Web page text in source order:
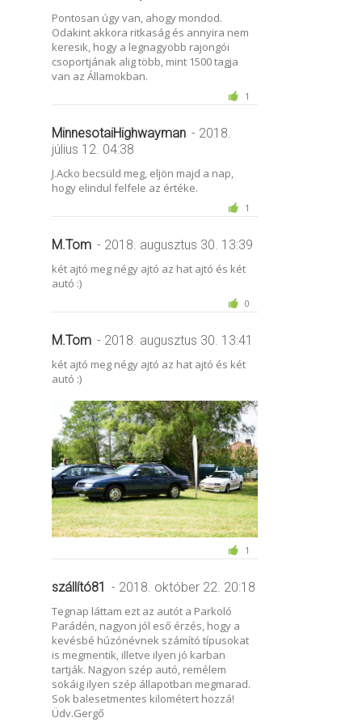
Pontosan úgy van, ahogy mondod.
Odakint akkora ritkaság és annyira nem
keresik, hogy a legnagyobb rajongói
csoportjának alig több, mint 1500 tagja
van az Államokban.
1
MinnesotaiHighwayman - 2018.
július 12. 04:38
J.Acko becsüld meg, eljön majd a nap,
hogy elindul felfele az értéke.
1
M.Tom - 2018. augusztus 30. 13:39
két ajtó meg négy ajtó az hat ajtó és két
autó :)
0
M.Tom - 2018. augusztus 30. 13:41
két ajtó meg négy ajtó az hat ajtó és két
autó :)
1
szállító81 - 2018. október 22. 20:18
Tegnap láttam ezt az autót a Parkoló
Parádén, nagyon jól eső érzés, hogy a
kevésbé húzónévnek számító típusokat
is megmentik, illetve ilyen jó karban
tartják. Nagyon szép autó, remélem
sokáig ilyen szép állapotban megmarad.
Sok balesetmentes kilométert hozzá!
Üdv.Gergő